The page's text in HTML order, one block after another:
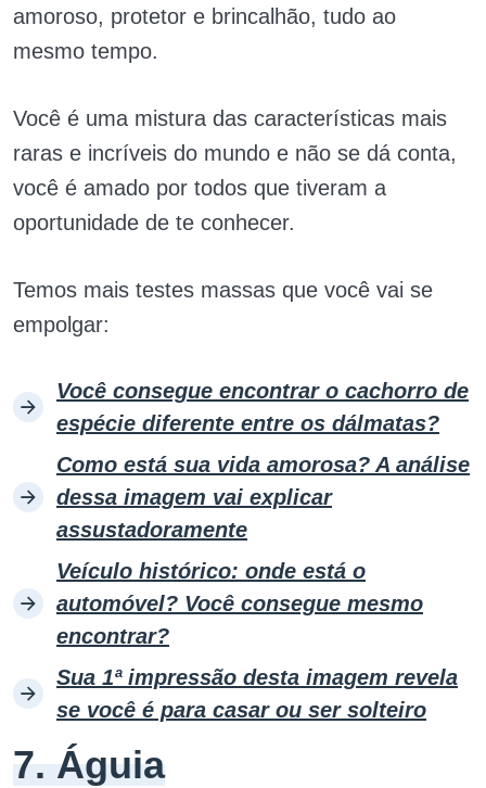
amoroso, protetor e brincalhão, tudo ao
mesmo tempo.
Você é uma mistura das características mais
raras e incríveis do mundo e não se dá conta,
você é amado por todos que tiveram a
oportunidade de te conhecer.
Temos mais testes massas que você vai se
empolgar:
Você consegue encontrar o cachorro de
espécie diferente entre os dálmatas?
Como está sua vida amorosa? A análise
dessa imagem vai explicar
assustadoramente
Veículo histórico: onde está o
automóvel? Você consegue mesmo
encontrar?
Sua 1ª impressão desta imagem revela
se você é para casar ou ser solteiro
7. Águia